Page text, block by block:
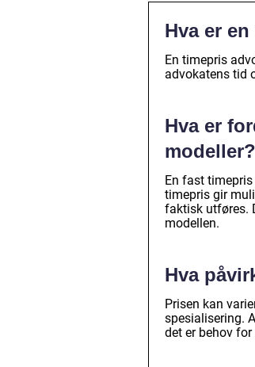
Hva er
En timepris
advokatens tid
Hva er
modeller?
En fast
timepris gir
faktisk utføres.
modellen.
Hva
Prisen kan
spesialisering.
det er behov